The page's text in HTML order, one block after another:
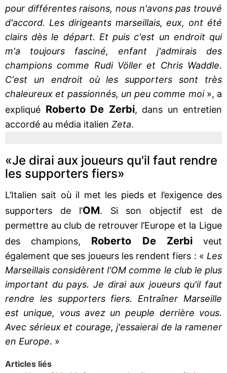
pour différentes raisons, nous n'avons pas trouvé
d'accord. Les dirigeants marseillais, eux, ont été
clairs dès le départ. Et puis c'est un endroit qui
m'a toujours fasciné, enfant j'admirais des
champions comme Rudi Völler et Chris Waddle.
C'est un endroit où les supporters sont très
chaleureux et passionnés, un peu comme moi», a
expliqué Roberto De Zerbi, dans un entretien
accordé au média italien Zeta.
«Je dirai aux joueurs qu'il faut rendre
les supporters fiers»
L’Italien sait où il met les pieds et l’exigence des
supporters de l’OM. Si son objectif est de
permettre au club de retrouver l’Europe et la Ligue
des champions, Roberto De Zerbiveut
également que ses joueurs les rendent fiers : « Les
Marseillais considèrent l'OM comme le club le plus
important du pays. Je dirai aux joueurs qu'il faut
rendre les supporters fiers. Entraîner Marseille
est unique, vous avez un peuple derrière vous.
Avec sérieux et courage, j'essaierai de la ramener
en Europe. »
Articles liés